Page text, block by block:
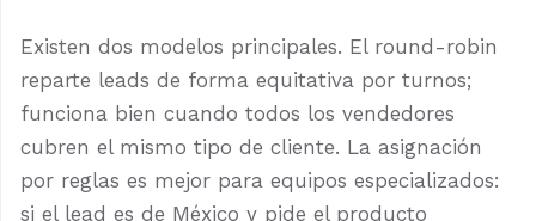
Existen dos modelos principales. El round-robin
reparte leads de forma equitativa por turnos;
funciona bien cuando todos los vendedores
cubren el mismo tipo de cliente. La asignación
por reglas es mejor para equipos especializados:
si el lead es de México y pide el producto